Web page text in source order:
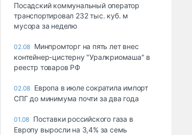
Посадский коммунальный оператор
транспортировал 232 тыс. куб. м
мусора за неделю
02.08 Минпромторг на пять лет внес
контейнер-цистерну "Уралкриомаша" в
реестр товаров РФ
02.08 Европа в июле сократила импорт
СПГ до минимума почти за два года
01.08 Поставки российского газа в
Европу выросли на 3,4% за семь